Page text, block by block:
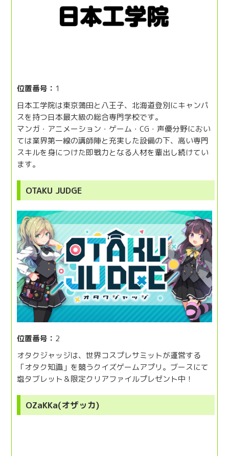
位置番号： 1
日本工学院は東京蒲田と八王子、北海道登別にキャンパ
スを持つ日本最大級の総合専門学校です。
マンガ・アニメーション・ゲーム・CG・声優分野におい
ては業界第一線の講師陣と充実した設備の下、高い専門
スキルを身につけた即戦力となる人材を輩出し続けてい
ます。
OTAKU JUDGE
位置番号： 2
オタクジャッジは、世界コスプレサミットが運営する
「オタク知識」を競うクイズゲームアプリ。ブースにて
塩タブレット＆限定クリアファイルプレゼント中！
OZaKKa(オザッカ)